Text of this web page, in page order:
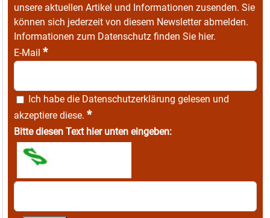
unsere aktuellen Artikel und Informationen zusenden. Sie
können sich jederzeit von diesem Newsletter abmelden.
Informationen zum Datenschutz finden Sie hier.
E-Mail *
Ich habe die Datenschutzerklärung gelesen und
akzeptiere diese. *
Bitte diesen Text hier unten eingeben: